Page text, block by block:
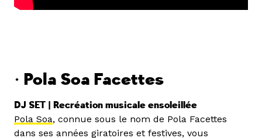
• Pola Soa Facettes
DJ SET | Recréation musicale ensoleillée
Pola Soa, connue sous le nom de Pola Facettes
dans ses années giratoires et festives, vous